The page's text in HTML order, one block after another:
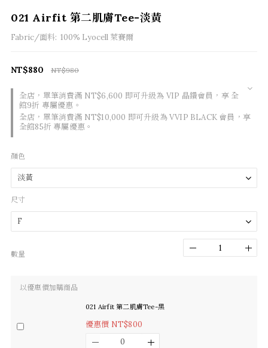
021 Airfit 第二肌膚Tee-淡黃
Fabric/面料:  100% Lyocell 萊賽爾
全店，單筆消費滿 NT$6,600 即可升級為 VIP 晶鑽會員，享 全
館9折 專屬優惠。
全店，單筆消費滿 NT$10,000 即可升級為 VVIP BLACK 會員，享
全館85折 專屬優惠。
NT$980
NT$880
顏色
尺寸
數量
以優惠價加購商品
021 Airfit 第二肌膚Tee-黑
優惠價 NT$800